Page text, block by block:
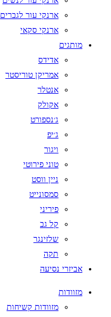
ארנקי עור לגברים
ארנקי סקאי
מותגים
אדידס
אמריקן טוריסטר
אנטלר
אקולק
ג׳נספורט
ג׳יפ
ויגור
טוני פירוטי
ניין ווסט
סמסונייט
פיריני
קל גב
שלזינגר
תקה
אביזרי נסיעה
מזוודות
מזוודות קשיחות